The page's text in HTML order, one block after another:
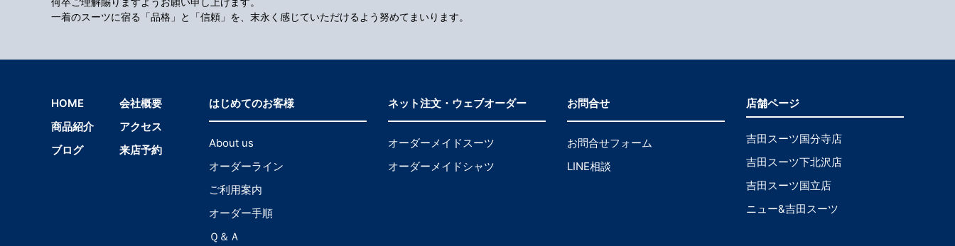
一着のスーツに宿る「品格」と「信頼」を、末永く感じていただけるよう努めてまいります。
HOME
商品紹介
ブログ
会社概要
アクセス
来店予約
はじめてのお客様
About us
オーダーライン
ご利用案内
オーダー手順
Ｑ＆Ａ
ネット注文・ウェブオーダー
オーダーメイドスーツ
オーダーメイドシャツ
お問合せ
お問合せフォーム
LINE相談
店舗ページ
吉田スーツ国分寺店
吉田スーツ下北沢店
吉田スーツ国立店
ニュー&吉田スーツ